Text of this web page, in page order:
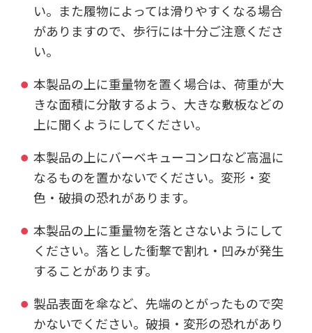
い。また履物によっては滑りやすくなる場合
がありますので、歩行には十分ご注意くださ
い。
本製品の上に重量物を置く場合は、荷重が大
きな面積に分散するよう、大きな敷板などの
上に聞くようにしてください。
本製品の上にバーベキューコンロなど高温に
なるものを置かないでください。変形・変
色・破損の恐れがあります。
本製品の上に重量物を落とさないようにして
ください。落とした衝撃で割れ・凹みが発生
することがあります。
製品表面を傘など、先端のとがったもので突
かないでください。破損・変形の恐れがあり